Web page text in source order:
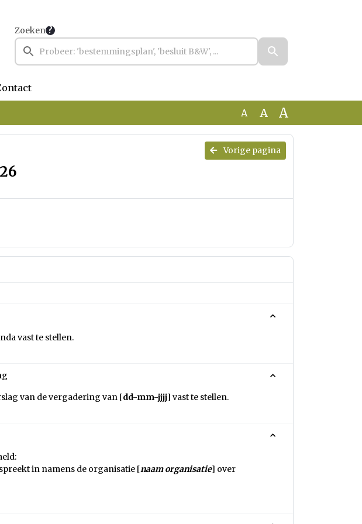
Zoeken
A A A
Vorige pagina
vast te stellen.
van de vergadering van [dd-mm-jjjj] vast te stellen.
in namens de organisatie [naam organisatie] over